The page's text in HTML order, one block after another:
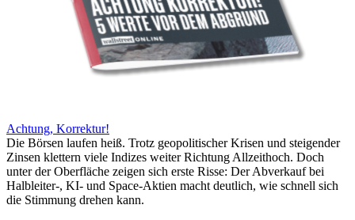
Achtung, Korrektur!
Die Börsen laufen heiß. Trotz geopolitischer Krisen und steigender
Zinsen klettern viele Indizes weiter Richtung Allzeithoch. Doch
unter der Oberfläche zeigen sich erste Risse: Der Abverkauf bei
Halbleiter-, KI- und Space-Aktien macht deutlich, wie schnell sich
die Stimmung drehen kann.